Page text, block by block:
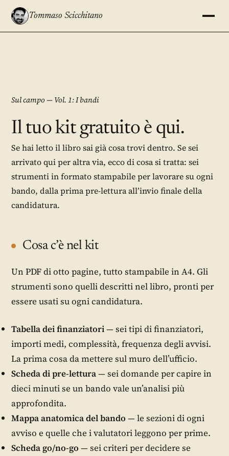
Tommaso Scicchitano
Sul campo — Vol. 1: I bandi
Il tuo kit gratuito è qui.
Se hai letto il libro sai già cosa trovi dentro. Se sei
arrivato qui per altra via, ecco di cosa si tratta: sei
strumenti in formato stampabile per lavorare su ogni
bando, dalla prima pre-lettura all’invio finale della
candidatura.
Cosa c’è nel kit
Un PDF di otto pagine, tutto stampabile in A4. Gli
strumenti sono quelli descritti nel libro, pronti per
essere usati su ogni candidatura.
Tabella dei finanziatori— sei tipi di finanziatori,
importi medi, complessità, frequenza degli avvisi.
La prima cosa da mettere sul muro dell’ufficio.
Scheda di pre-lettura— sei domande per capire in
dieci minuti se un bando vale un’analisi più
approfondita.
Mappa anatomica del bando — le sezioni di ogni
avviso e quelle che i valutatori leggono per prime.
Scheda go/no-go — sei criteri per decidere se